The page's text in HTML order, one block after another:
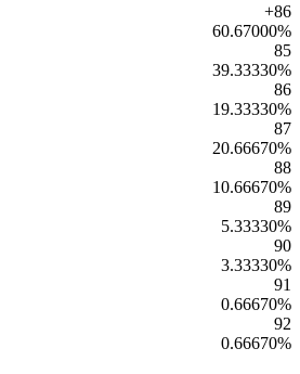
86+
60.67000%
85
39.33330%
86
19.33330%
87
20.66670%
88
10.66670%
89
5.33330%
90
3.33330%
91
0.66670%
92
0.66670%